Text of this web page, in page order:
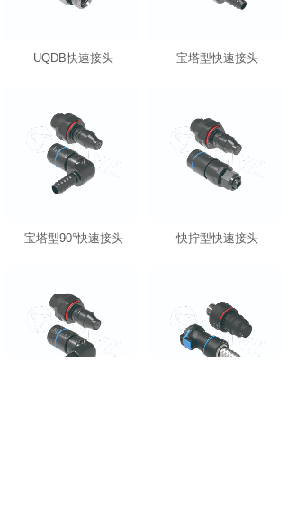
UQDB快速接头 宝塔型快速接头
宝塔型90°快速接头 快拧型快速接头